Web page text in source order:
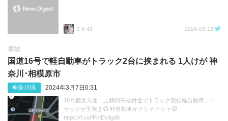
ＣＫ43 2024-03-12
事故
国道16号で軽自動車がトラック2台に挟まれる 1人けが 神
奈川･相模原市
神奈川県 2024年3月7日6:31
16号横浜方面、上鶴間高校付近でトラック競技軽自動車、ト
ラックが玉突き😅 軽自動車がクシャクシャ😅
https://t.co/fFvtEv3gd0